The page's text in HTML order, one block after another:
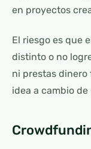
en proyectos
El riesgo es que
distinto o no
ni prestas dinero
idea a cambio